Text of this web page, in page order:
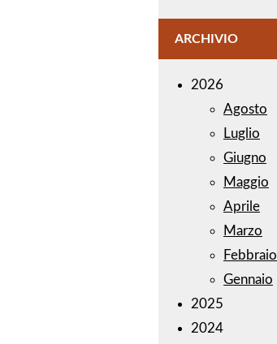
ARCHIVIO
2026
Agosto
Luglio
Giugno
Maggio
Aprile
Marzo
Febbraio
Gennaio
2025
2024